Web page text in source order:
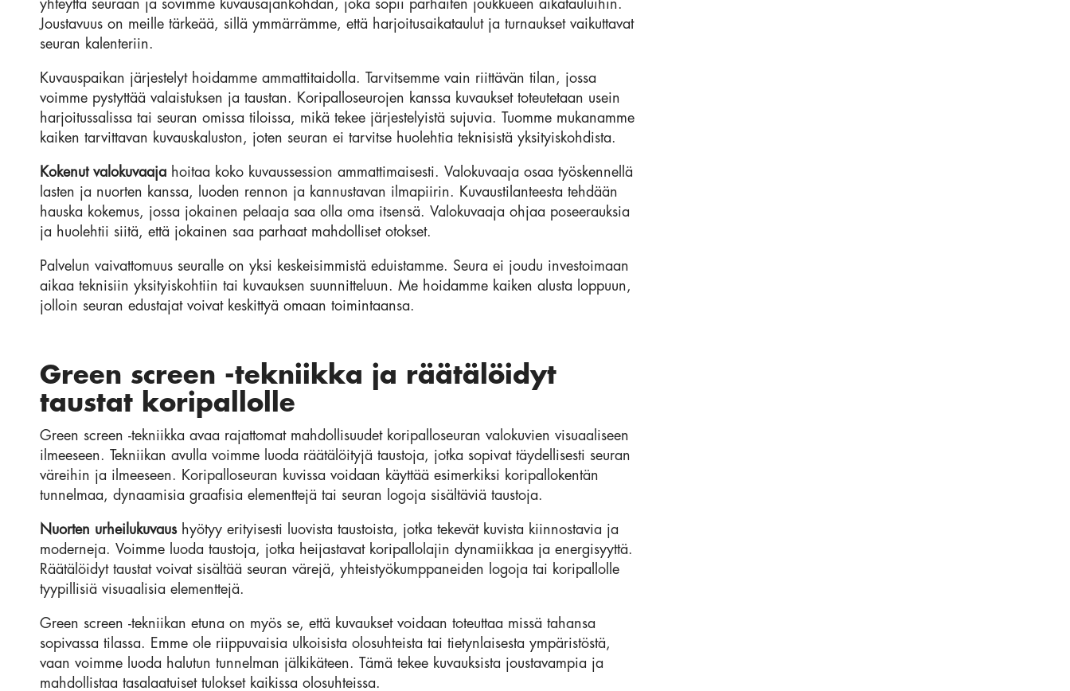
yhteyttä seuraan ja sovimme kuvausajankohdan, joka sopii parhaiten joukkueen aikatauluihin.
Joustavuus on meille tärkeää, sillä ymmärrämme, että harjoitusaikataulut ja turnaukset vaikuttavat
seuran kalenteriin.
Kuvauspaikan järjestelyt hoidamme ammattitaidolla. Tarvitsemme vain riittävän tilan, jossa
voimme pystyttää valaistuksen ja taustan. Koripalloseurojen kanssa kuvaukset toteutetaan usein
harjoitussalissa tai seuran omissa tiloissa, mikä tekee järjestelyistä sujuvia. Tuomme mukanamme
kaiken tarvittavan kuvauskaluston, joten seuran ei tarvitse huolehtia teknisistä yksityiskohdista.
Kokenut valokuvaaja hoitaa koko kuvaussession ammattimaisesti. Valokuvaaja osaa työskennellä
lasten ja nuorten kanssa, luoden rennon ja kannustavan ilmapiirin. Kuvaustilanteesta tehdään
hauska kokemus, jossa jokainen pelaaja saa olla oma itsensä. Valokuvaaja ohjaa poseerauksia
ja huolehtii siitä, että jokainen saa parhaat mahdolliset otokset.
Palvelun vaivattomuus seuralle on yksi keskeisimmistä eduistamme. Seura ei joudu investoimaan
aikaa teknisiin yksityiskohtiin tai kuvauksen suunnitteluun. Me hoidamme kaiken alusta loppuun,
jolloin seuran edustajat voivat keskittyä omaan toimintaansa.
Green screen -tekniikka ja räätälöidyt
taustat koripallolle
Green screen -tekniikka avaa rajattomat mahdollisuudet koripalloseuran valokuvien visuaaliseen
ilmeeseen. Tekniikan avulla voimme luoda räätälöityjä taustoja, jotka sopivat täydellisesti seuran
väreihin ja ilmeeseen. Koripalloseuran kuvissa voidaan käyttää esimerkiksi koripallokentän
tunnelmaa, dynaamisia graafisia elementtejä tai seuran logoja sisältäviä taustoja.
Nuorten urheilukuvaushyötyy erityisesti luovista taustoista, jotka tekevät kuvista kiinnostavia ja
moderneja. Voimme luoda taustoja, jotka heijastavat koripallolajin dynamiikkaa ja energisyyttä.
Räätälöidyt taustat voivat sisältää seuran värejä, yhteistyökumppaneiden logoja tai koripallolle
tyypillisiä visuaalisia elementtejä.
Green screen -tekniikan etuna on myös se, että kuvaukset voidaan toteuttaa missä tahansa
sopivassa tilassa. Emme ole riippuvaisia ulkoisista olosuhteista tai tietynlaisesta ympäristöstä,
vaan voimme luoda halutun tunnelman jälkikäteen. Tämä tekee kuvauksista joustavampia ja
mahdollistaa tasalaatuiset tulokset kaikissa olosuhteissa.